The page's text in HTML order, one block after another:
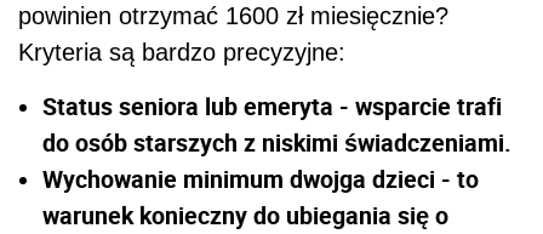
powinien otrzymać 1600 zł miesięcznie?
Kryteria są bardzo precyzyjne:
Status seniora lub emeryta - wsparcie trafi
do osób starszych z niskimi świadczeniami.
Wychowanie minimum dwojga dzieci - to
warunek konieczny do ubiegania się o